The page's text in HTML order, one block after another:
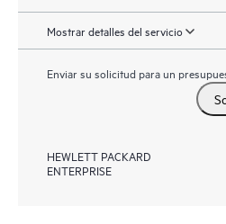
Mostrar detalles del servicio
Enviar su solicitud para un
HEWLETT PACKARD
ENTERPRISE